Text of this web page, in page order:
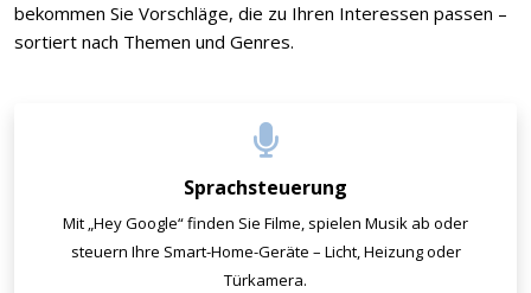
bekommen Sie Vorschläge, die zu Ihren Interessen passen –
sortiert nach Themen und Genres.
Sprachsteuerung
Mit „Hey Google“ finden Sie Filme, spielen Musik ab oder
steuern Ihre Smart-Home-Geräte – Licht, Heizung oder
Türkamera.